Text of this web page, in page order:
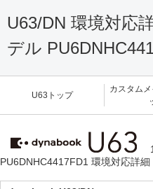
U63/DN 環境対応
デル
U63トップ
カスタム
PU6DNHC4417FD1 環境対応詳細